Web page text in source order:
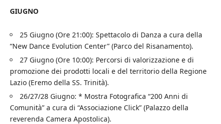
GIUGNO
25 Giugno (Ore 21:00): Spettacolo di Danza a cura della
“New Dance Evolution Center” (Parco del Risanamento).
27 Giugno (Ore 10:00): Percorsi di valorizzazione e di
promozione dei prodotti locali e del territorio della Regione
Lazio (Eremo della SS. Trinità).
26/27/28 Giugno: * Mostra Fotografica “200 Anni di
Comunità” a cura di “Associazione Click” (Palazzo della
reverenda Camera Apostolica).